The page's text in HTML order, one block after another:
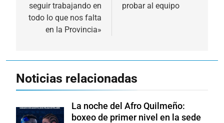
entradas
seguir trabajando en
todo lo que nos falta
en la Provincia»
probar al equipo
Noticias relacionadas
La noche del Afro Quilmeño:
boxeo de primer nivel en la sede